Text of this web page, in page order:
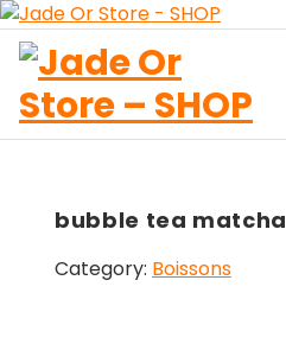
Aller
au
contenu
bubble tea matcha
Category: Boissons